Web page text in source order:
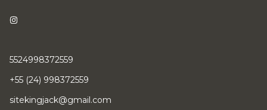
5524998372559
+55 (24) 998372559
sitekingjack@gmail.com